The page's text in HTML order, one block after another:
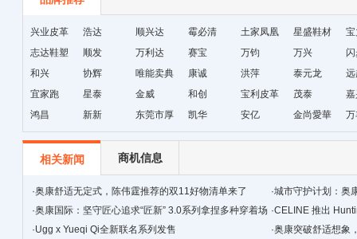
兴业皮革 浩达 顺兴达 霉必清
土家凤凰
十字绣鞋
垫厂
星盛鞋材
志达鞋塑
顺发 万利达 赛宝 万钧 万兴
和兴
协辉 唯能卖典 康诚 洪萍 泰元龙
宜家跑
星泰 金威 和创 宝利皮革 茂泰
鸿昌
新新
东莞市厚
街天逸皮
革
凯华 安亿 金尚愛華
相关新闻 商机信息
·奥康舒适无定式，陈伟霆推荐的双11好物清单来了 ·城市守护计划：奥
·奥康国际：坚守匠心追求“匠新” 3.0系列拿捏多种穿着场
景
·CELINE 推出
·Ugg x Yueqi Qi全新联名系列发售 ·奥康突破舒适想象